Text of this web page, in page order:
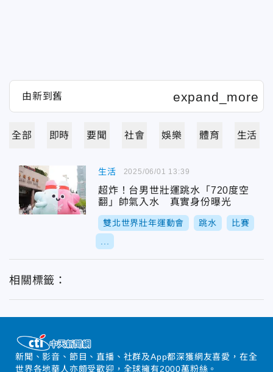
全部 即時 要聞 社會 娛樂 體育 生活
生活
超炸！台男世壯運跳水「720度空
翻」帥氣入水 真實身份曝光
雙北世界壯年運動會 跳水 比賽
2025/06/01 13:39
相關標籤：
新聞、影音、節目、直播、社群及App都深獲網友喜愛，在全
世界各地華人亦頗受歡迎，全球擁有2000萬粉絲。